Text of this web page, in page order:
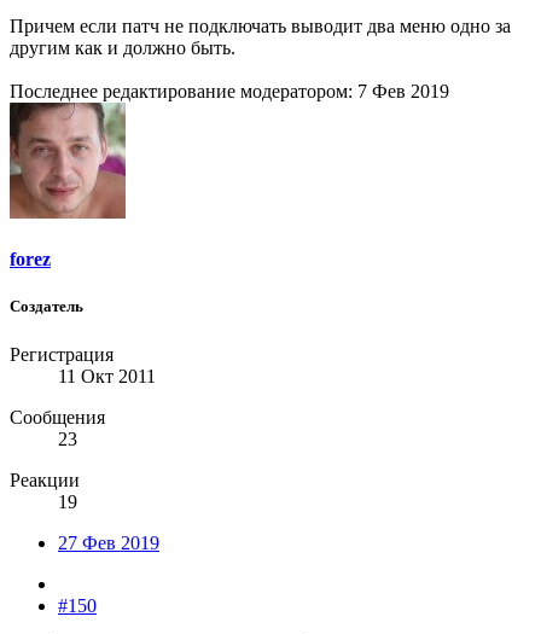
Причем если патч не подключать выводит два меню одно за
другим как и должно быть.
Последнее редактирование модератором: 7 Фев 2019
forez
Создатель
Регистрация
11 Окт 2011
Сообщения
23
Реакции
19
27 Фев 2019
#150